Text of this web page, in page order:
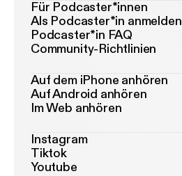
Für Podcaster*innen
Als Podcaster*in anmelden
Podcaster*in FAQ
Community-Richtlinien
Auf dem iPhone anhören
Auf Android anhören
Im Web anhören
Instagram
Tiktok
Youtube